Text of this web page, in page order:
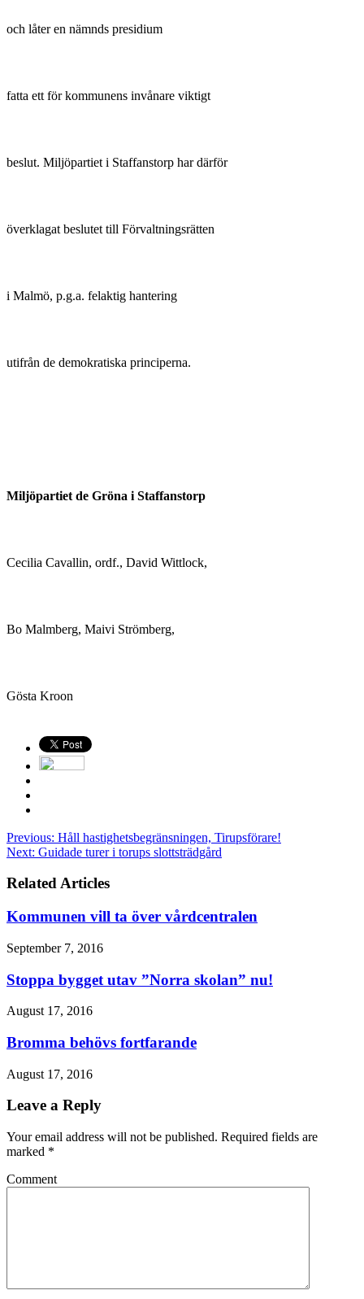
och låter en nämnds presidium
fatta ett för kommunens invånare viktigt
beslut. Miljöpartiet i Staffanstorp har därför
överklagat beslutet till Förvaltningsrätten
i Malmö, p.g.a. felaktig hantering
utifrån de demokratiska principerna.
Miljöpartiet de Gröna i Staffanstorp
Cecilia Cavallin, ordf., David Wittlock,
Bo Malmberg, Maivi Strömberg,
Gösta Kroon
Previous: Håll hastighetsbegränsningen, Tirupsförare!
Next: Guidade turer i torups slottsträdgård
Related Articles
Kommunen vill ta över vårdcentralen
September 7, 2016
Stoppa bygget utav ”Norra skolan” nu!
August 17, 2016
Bromma behövs fortfarande
August 17, 2016
Leave a Reply
Your email address will not be published. Required fields are
marked *
Comment